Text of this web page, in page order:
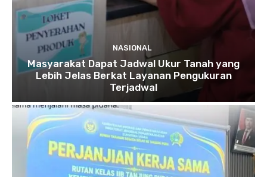
NASIONAL
Masyarakat Dapat Jadwal Ukur Tanah yang
Lebih Jelas Berkat Layanan Pengukuran
Terjadwal